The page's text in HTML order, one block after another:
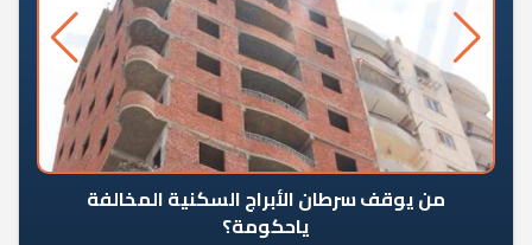
من يوقف سرطان الأبراج السكنية المخالفة
ياحكومة؟